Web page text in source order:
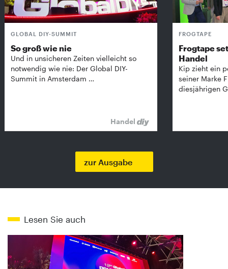
GLOBAL DIY-SUMMIT
So groß wie nie
Und in unsicheren Zeiten vielleicht so
notwendig wie nie: Der Global DIY-
Summit in Amsterdam …
Handel
FROGTAPE
Frogtape
Handel
Kip zieht ein
seiner Marke
diesjährigen
zur Ausgabe
Lesen Sie auch